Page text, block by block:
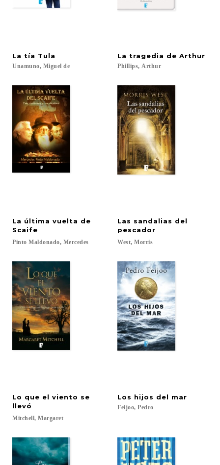
La tía Tula
Unamuno, Miguel de
La tragedia de Arthur
Phillips, Arthur
La última vuelta de
Scaife
Pinto Maldonado, Mercedes
Las sandalias del
pescador
West, Morris
Lo que el viento se
llevó
Mitchell, Margaret
Los hijos del mar
Feijoo, Pedro